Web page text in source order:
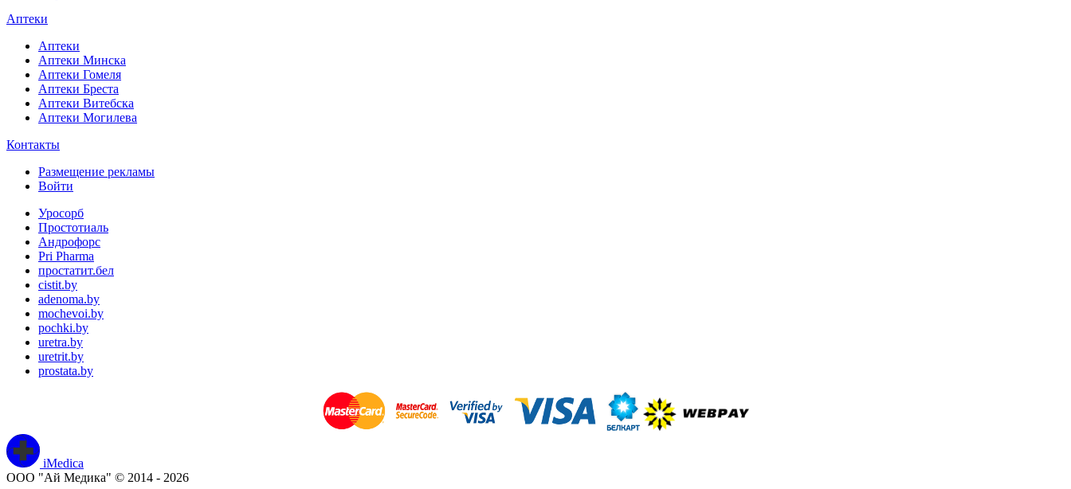
Аптеки
Аптеки
Аптеки Минска
Аптеки Гомеля
Аптеки Бреста
Аптеки Витебска
Аптеки Могилева
Контакты
Размещение рекламы
Войти
Уросорб
Простотиаль
Андрофорс
Pri Pharma
простатит.бел
cistit.by
adenoma.by
mochevoi.by
pochki.by
uretra.by
uretrit.by
prostata.by
iMedica
ООО "Ай Медика" © 2014 - 2026